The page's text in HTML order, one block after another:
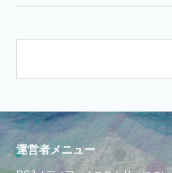
運営者メニュー